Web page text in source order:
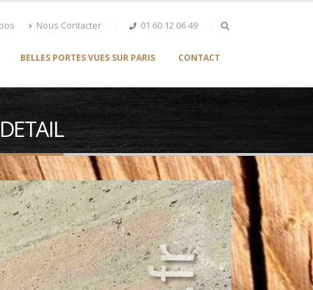
Nous Contacter 01 60 12 06 49
BELLES PORTES VUES SUR PARIS CONTACT